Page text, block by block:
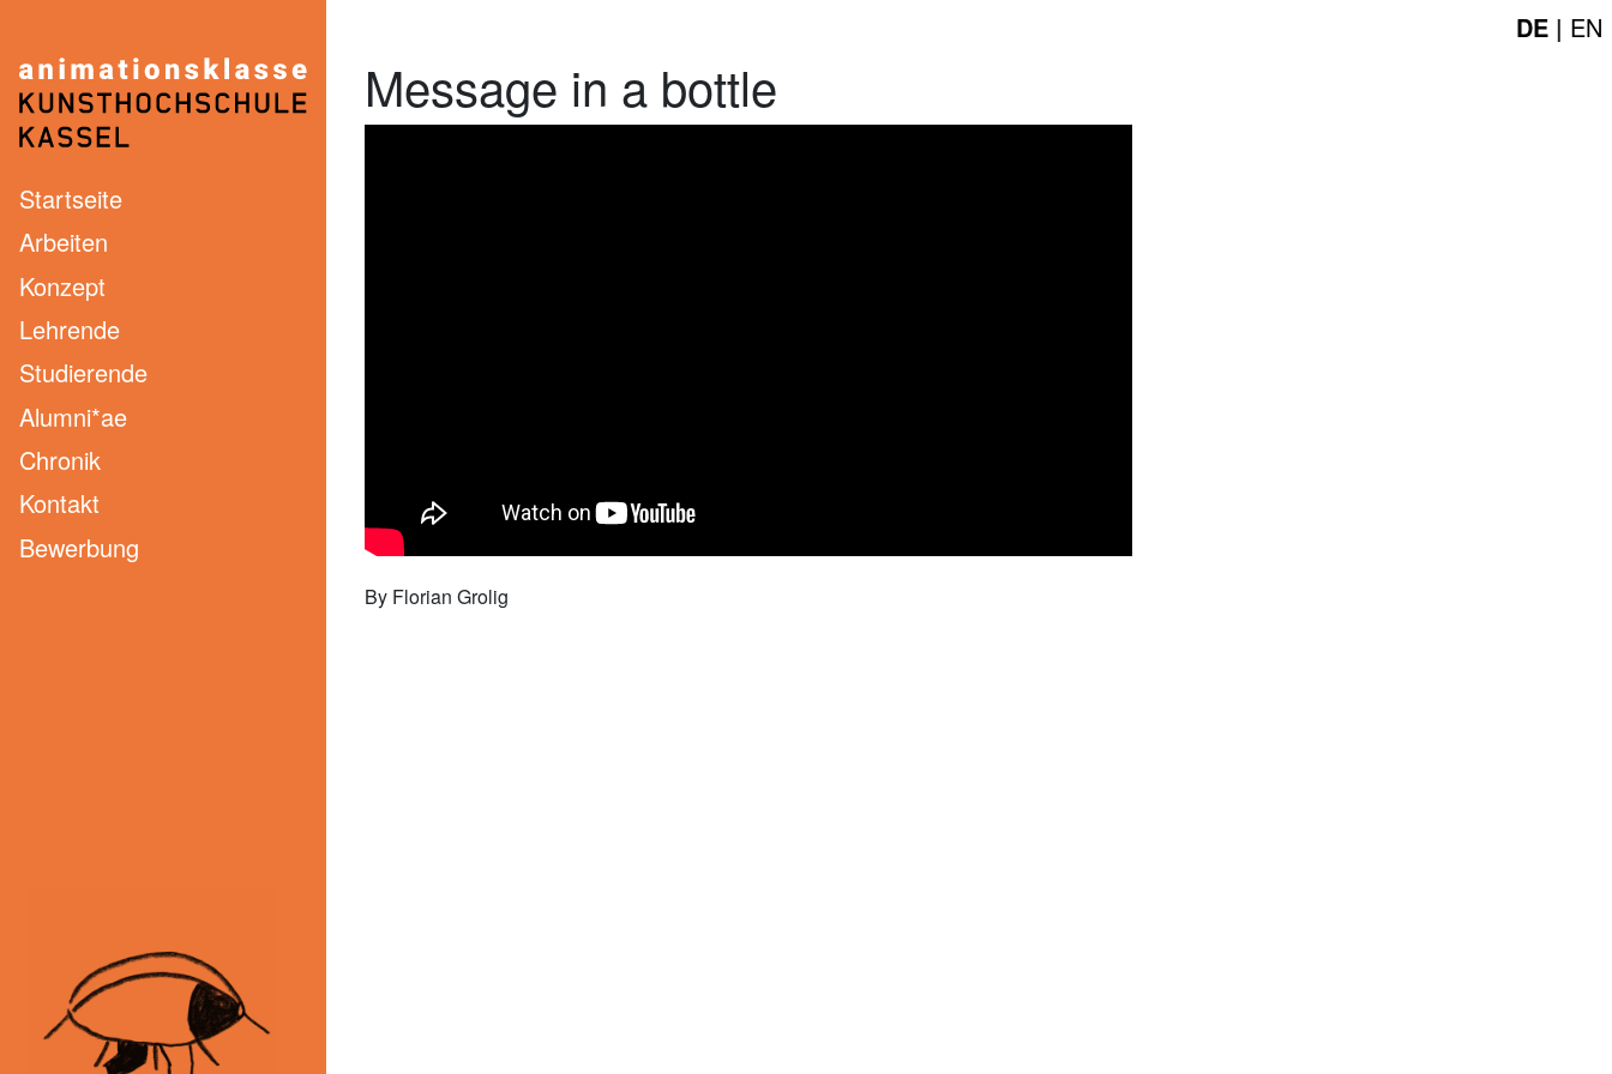
DE | EN
ANIMATIONSKLASSE< KASSEL
Startseite
Arbeiten
Konzept
Lehrende
Studierende
Alumni*ae
Chronik
Kontakt
Bewerbung
Message in a bottle
By Florian Grolig